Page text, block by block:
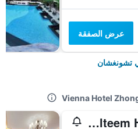
عرض الصفقة
تشونغشان
Relteem Hotel